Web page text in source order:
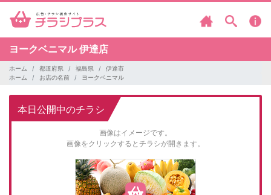
ヨークベニマル伊達店
ホーム 都道府県 福島県
伊達市
ホーム
お店の名前 ヨークベニマル
本日公開中のチラシ
画像はイメージです。
画像をクリックするとチラシが開きます。